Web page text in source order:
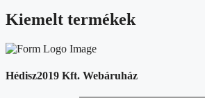
Kiemelt termékek
Hédisz2019 Kft. Webáruház